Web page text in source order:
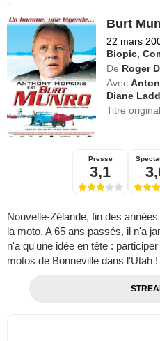
Burt
22 mars
Biopic ,
De Roger
Avec
Diane Ladd
Titre
Presse
3,1
Nouvelle-Zélande, fin des
la moto. A 65 ans passés, il n'a
n'a qu'une idée en tête :
motos de Bonneville dans l'Utah !